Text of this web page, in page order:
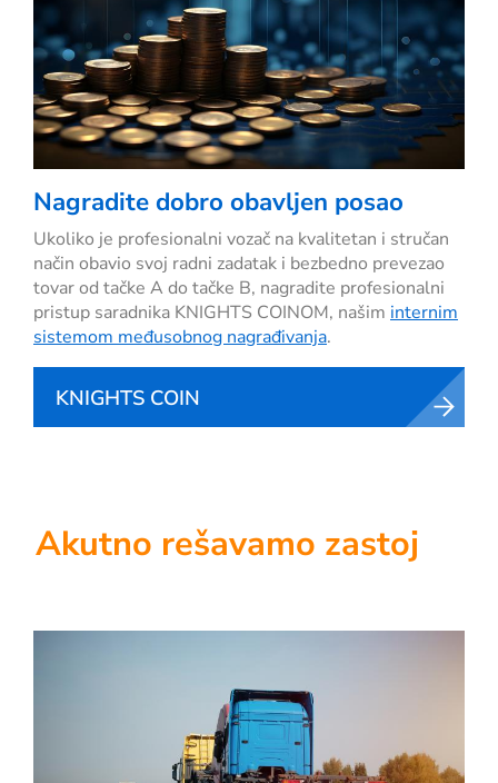
Nagradite dobro obavljen posao
Ukoliko je profesionalni vozač na kvalitetan i stručan
način obavio svoj radni zadatak i bezbedno prevezao
tovar od tačke A do tačke B, nagradite profesionalni
pristup saradnika KNIGHTS COINOM, našim internim
sistemom međusobnog nagrađivanja.
KNIGHTS COIN
Akutno rešavamo zastoj